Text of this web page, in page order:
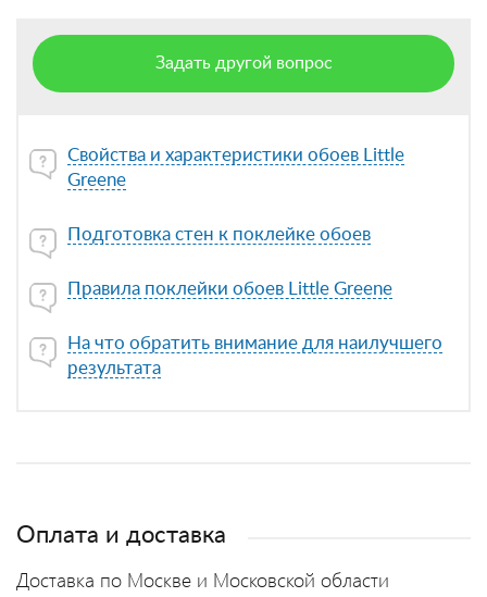
Задать другой вопрос
Свойства и характеристики обоев Little
Greene
Подготовка стен к поклейке обоев
Правила поклейки обоев Little Greene
На что обратить внимание для наилучшего
результата
Оплата и доставка
Доставка по Москве и Московской области